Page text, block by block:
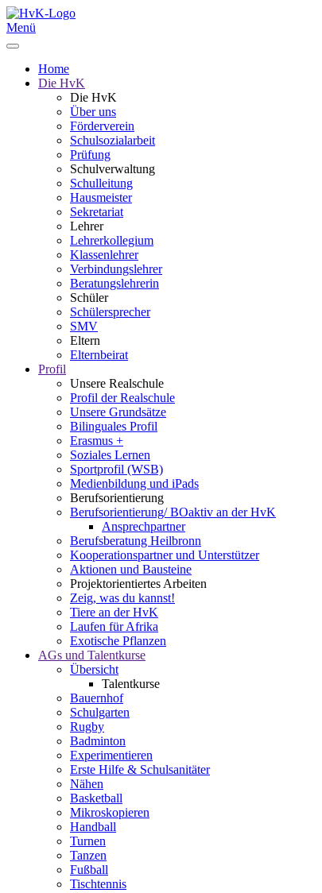
Menü
Home
Die HvK
Die HvK
Über uns
Förderverein
Schulsozialarbeit
Prüfung
Schulverwaltung
Schulleitung
Hausmeister
Sekretariat
Lehrer
Lehrerkollegium
Klassenlehrer
Verbindungslehrer
Beratungslehrerin
Schüler
Schülersprecher
SMV
Eltern
Elternbeirat
Profil
Unsere Realschule
Profil der Realschule
Unsere Grundsätze
Bilinguales Profil
Erasmus +
Soziales Lernen
Sportprofil (WSB)
Medienbildung und iPads
Berufsorientierung
Berufsorientierung/ BOaktiv an der HvK
Ansprechpartner
Berufsberatung Heilbronn
Kooperationspartner und Unterstützer
Aktionen und Bausteine
Projektorientiertes Arbeiten
Zeig, was du kannst!
Tiere an der HvK
Laufen für Afrika
Exotische Pflanzen
AGs und Talentkurse
Übersicht
Talentkurse
Bauernhof
Schulgarten
Rugby
Badminton
Experimentieren
Erste Hilfe & Schulsanitäter
Nähen
Basketball
Mikroskopieren
Handball
Turnen
Tanzen
Fußball
Tischtennis